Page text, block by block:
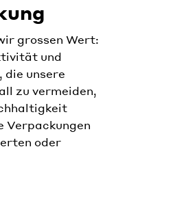
grossen Wert:
und
die unsere
zu vermeiden,
Verpackungen
oder